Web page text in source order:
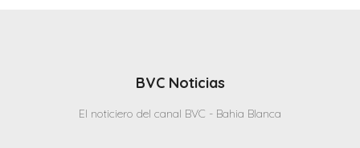
BVC Noticias
El noticiero del canal BVC - Bahia Blanca